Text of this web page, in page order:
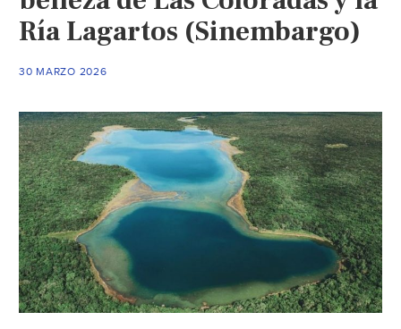
del
(La
Ría Lagartos (Sinembargo)
30 MARZO 2026